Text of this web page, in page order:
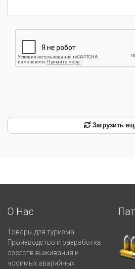
Загрузить
О Нас
Товары для туризма.
Производство и разработка
средств выживания и
носимых аварийных